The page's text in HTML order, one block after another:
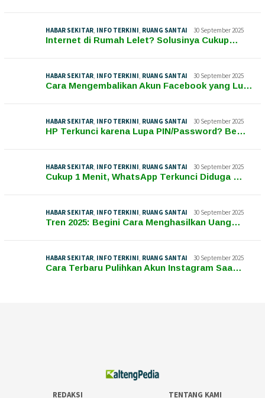
HABAR SEKITAR, INFO TERKINI, RUANG SANTAI 30 September 2025
Internet di Rumah Lelet? Solusinya Cukup…
HABAR SEKITAR, INFO TERKINI, RUANG SANTAI 30 September 2025
Cara Mengembalikan Akun Facebook yang Lu…
HABAR SEKITAR, INFO TERKINI, RUANG SANTAI 30 September 2025
HP Terkunci karena Lupa PIN/Password? Be…
HABAR SEKITAR, INFO TERKINI, RUANG SANTAI 30 September 2025
Cukup 1 Menit, WhatsApp Terkunci Diduga …
HABAR SEKITAR, INFO TERKINI, RUANG SANTAI 30 September 2025
Tren 2025: Begini Cara Menghasilkan Uang…
HABAR SEKITAR, INFO TERKINI, RUANG SANTAI 30 September 2025
Cara Terbaru Pulihkan Akun Instagram Saa…
REDAKSI TENTANG KAMI